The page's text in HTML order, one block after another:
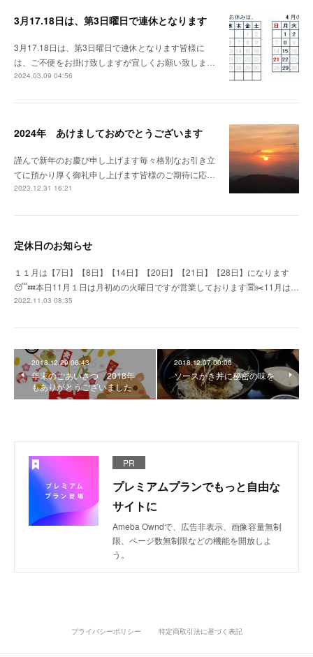
3月17.18日は、第3日曜日で連休となります
3月17.18日は、第3日曜日で連休となります皆様に
は、ご不便をお掛け致しますが宜しくお願い致しま…
2024.03.09 04:56
2024年 あけましておめでとうございます
謹んで新年のお慶び申し上げます毎々格別なお引き立
てに預かり厚く御礼申し上げます皆様のご期待に応…
2023.12.31 16:21
定休日のお知らせ
１１月は【7日】【8日】【14日】【20日】【21日】【28日】になります
😴💤本日11月１日は月初めの火曜日ですが営業しております🈺✂️11月は…
2022.11.03 08:35
2018.12.29 06:43
年末のごあいさつ 2018年
もありがとうございました
2018.12.07 00:00
ソースかき丼に秘密の味を
PR
プレミアムプランでもっと自由な
サイトに
Ameba Owndで、広告非表示、画像容量無制
限、ページ数無制限などの機能を開放しよ
う。
プライバシーポリシー 特定商取引法に基づく表記